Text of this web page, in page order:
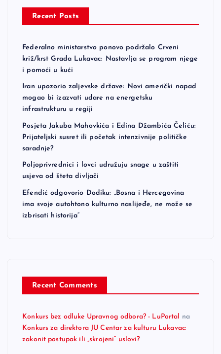
Recent Posts
Federalno ministarstvo ponovo podržalo Crveni
križ/krst Grada Lukavac: Nastavlja se program njege
i pomoći u kući
Iran upozorio zaljevske države: Novi američki napad
mogao bi izazvati udare na energetsku
infrastrukturu u regiji
Posjeta Jakuba Mahovkića i Edina Džambića Čeliću:
Prijateljski susret ili početak intenzivnije političke
saradnje?
Poljoprivrednici i lovci udružuju snage u zaštiti
usjeva od šteta divljači
Efendić odgovorio Dodiku: „Bosna i Hercegovina
ima svoje autohtono kulturno naslijeđe, ne može se
izbrisati historija“
Recent Comments
Konkurs bez odluke Upravnog odbora? - LuPortal
na
Konkurs za direktora JU Centar za kulturu Lukavac:
zakonit postupak ili „skrojeni“ uslovi?